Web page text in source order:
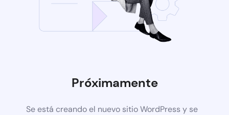
Próximamente
Se está creando el nuevo sitio WordPress y se